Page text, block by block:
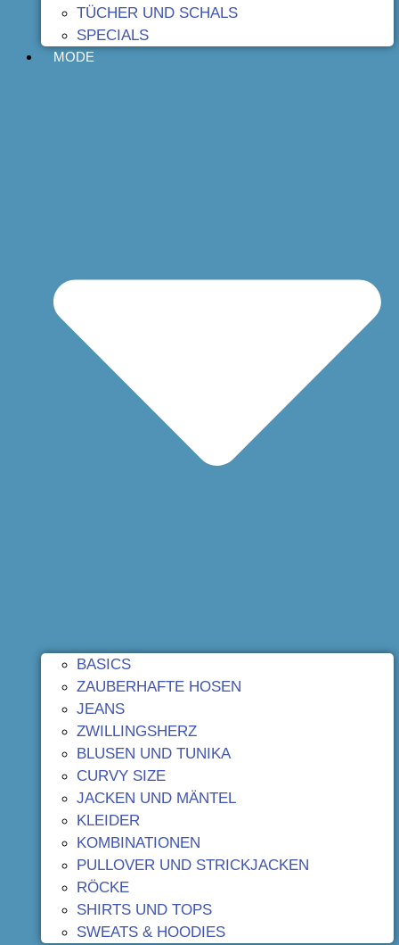
TÜCHER UND SCHALS
SPECIALS
MODE
BASICS
ZAUBERHAFTE HOSEN
JEANS
ZWILLINGSHERZ
BLUSEN UND TUNIKA
CURVY SIZE
JACKEN UND MÄNTEL
KLEIDER
KOMBINATIONEN
PULLOVER UND STRICKJACKEN
RÖCKE
SHIRTS UND TOPS
SWEATS & HOODIES